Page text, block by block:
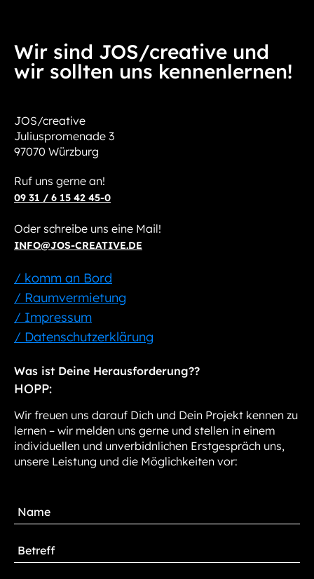
Wir sind JOS/creative und
wir sollten uns kennenlernen!
JOS/creative
Juliuspromenade 3
97070 Würzburg
Ruf uns gerne an!
09 31 / 6 15 42 45-0
Oder schreibe uns eine Mail!
INFO@JOS-CREATIVE.DE
/ komm an Bord
/ Raumvermietung
/ Impressum
/ Datenschutzerklärung
Was ist Deine Herausforderung??
HOPP:
Wir freuen uns darauf Dich und Dein Projekt kennen zu
lernen – wir melden uns gerne und stellen in einem
individuellen und unverbidnlichen Erstgespräch uns,
unsere Leistung und die Möglichkeiten vor: